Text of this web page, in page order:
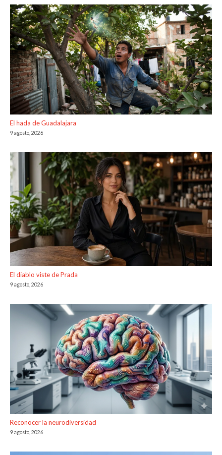
El hada de Guadalajara
9 agosto, 2026
El diablo viste de Prada
9 agosto, 2026
Reconocer la neurodiversidad
9 agosto, 2026